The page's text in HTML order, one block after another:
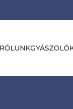
RÓLUNK